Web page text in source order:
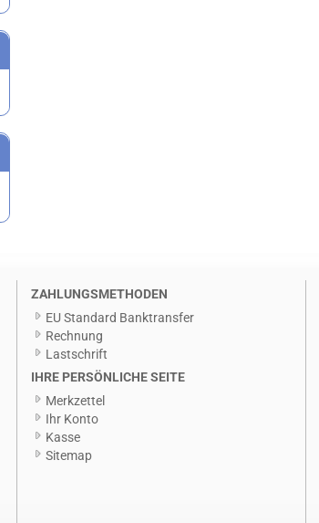
ZAHLUNGSMETHODEN
EU Standard Banktransfer
Rechnung
Lastschrift
IHRE PERSÖNLICHE SEITE
Merkzettel
Ihr Konto
Kasse
Sitemap